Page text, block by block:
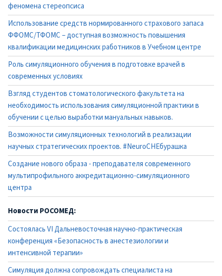
феномена стереопсиса
Использование средств нормированного страхового запаса
ФФОМС/ТФОМС – доступная возможность повышения
квалификации медицинских работников в Учебном центре
Роль симуляционного обучения в подготовке врачей в
современных условиях
Взгляд студентов стоматологического факультета на
необходимость использования симуляционной практики в
обучении с целью выработки мануальных навыков.
Возможности симуляционных технологий в реализации
научных стратегических проектов. #NeuroCHEбурашка
Создание нового образа - преподавателя современного
мультипрофильного аккредитационно-симуляционного
центра
Новости РОСОМЕД:
Состоялась VI Дальневосточная научно-практическая
конференция «Безопасность в анестезиологии и
интенсивной терапии»
Симуляция должна сопровождать специалиста на